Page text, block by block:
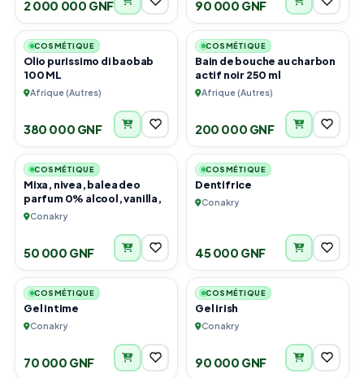
2 000 000 GNF 90 000 GNF
3
COSMÉTIQUE
Olio purissimo di baobab
100 ML
Afrique (Autres)
380 000 GNF
2
COSMÉTIQUE
Bain de bouche au charbon
actif noir 250 ml
Afrique (Autres)
200 000 GNF
6
COSMÉTIQUE
Mixa, nivea, balea deo
parfum 0% alcool, vanilla,
Conakry
50 000 GNF
3
COSMÉTIQUE
Dentifrice
Conakry
45 000 GNF
6
COSMÉTIQUE
Gel intime
Conakry
70 000 GNF
2
COSMÉTIQUE
Gel irish
Conakry
90 000 GNF
5 4